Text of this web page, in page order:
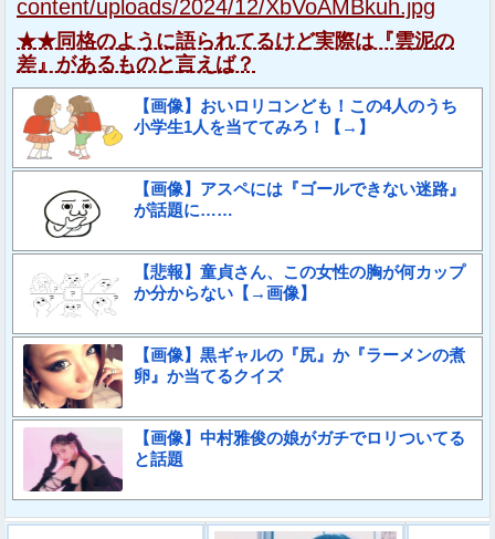
content/uploads/2024/12/XbVoAMBkuh.jpg
★★同格のように語られてるけど実際は『雲泥の
差』があるものと言えば？
【画像】おいロリコンども！この4人のうち
小学生1人を当ててみろ！【→】
【画像】アスペには『ゴールできない迷路』
が話題に……
【悲報】童貞さん、この女性の胸が何カップ
か分からない【→画像】
【画像】黒ギャルの『尻』か『ラーメンの煮
卵』か当てるクイズ
【画像】中村雅俊の娘がガチでロリついてる
と話題